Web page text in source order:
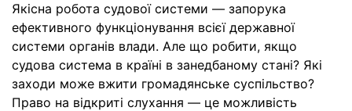
Якісна робота судової системи — запорука
ефективного функціонування всієї державної
системи органів влади. Але що робити, якщо
судова система в країні в занедбаному стані? Які
заходи може вжити громадянське суспільство?
Право на відкриті слухання — це можливість